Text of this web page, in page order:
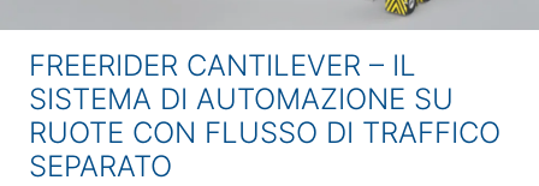
FREERIDER CANTILEVER – IL
SISTEMA DI AUTOMAZIONE SU
RUOTE CON FLUSSO DI TRAFFICO
SEPARATO